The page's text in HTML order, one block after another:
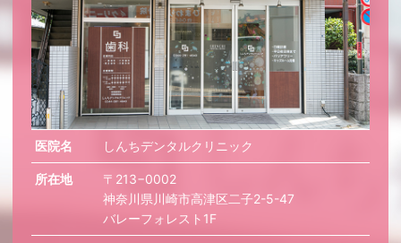
医院名 しんちデンタルクリニック
所在地
〒213−0002
神奈川県川崎市高津区二子2-5-47
バレーフォレスト1F